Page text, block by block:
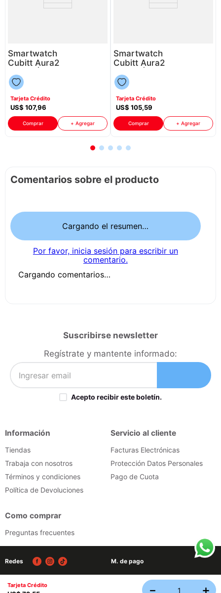
Tarjeta Crédito ＋
－
Smartwatch
Cubitt Aura2
Color Café
Tarjeta Crédito
US$ 107,96
Comprar + Agregar
Smartwatch
Cubitt Aura2
Color Gris
Tarjeta Crédito
US$ 105,59
Comprar + Agregar
Comentarios sobre el producto
Cargando el resumen…
Por favor, inicia sesión para escribir un
comentario.
Cargando comentarios…
Suscribirse newsletter
Regístrate y mantente informado:
Acepto recibir este boletín.
Información
Tiendas
Trabaja con nosotros
Términos y condiciones
Política de Devoluciones
Servicio al cliente
Facturas Electrónicas
Protección Datos Personales
Pago de Cuota
Como comprar
Preguntas frecuentes
Redes M. de pago